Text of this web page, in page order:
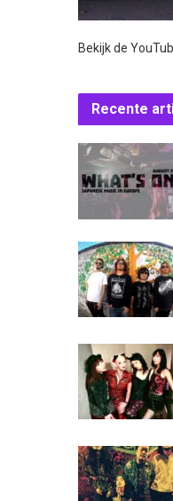
Bekijk de
Recente